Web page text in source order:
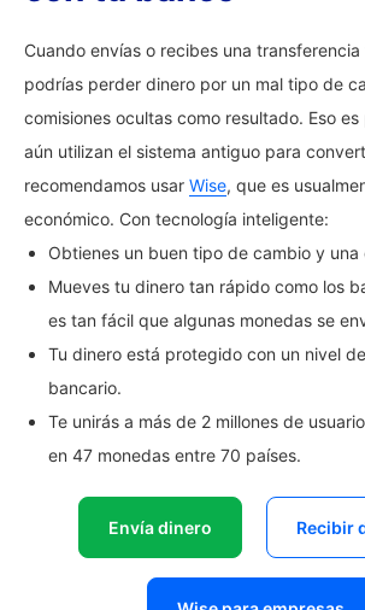
Cuando envías o recibes una
podrías perder dinero por un mal tipo de
comisiones ocultas como resultado. Eso
aún utilizan el sistema antiguo para
recomendamos usar Wise, que es
económico. Con tecnología inteligente:
Obtienes un buen tipo de cambio y una
Mueves tu dinero tan rápido como los
es tan fácil que algunas monedas se
Tu dinero está protegido con un nivel
bancario.
Te unirás a más de 2 millones de
en 47 monedas entre 70 países.
Envía dinero Recibir